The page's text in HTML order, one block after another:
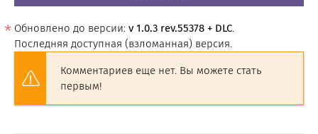
Обновлено до версии: v 1.0.3 rev.55378 + DLC.
Последняя доступная (взломанная) версия.
Комментариев еще нет. Вы можете стать
первым!